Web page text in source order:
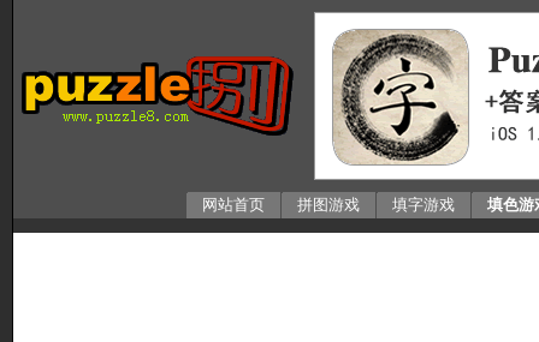
网站首页 拼图游戏 填字游戏 填色游